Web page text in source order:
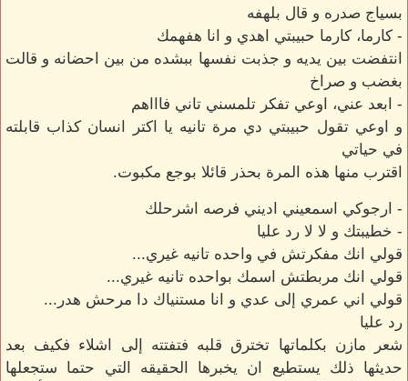
بسياج صدره و قال بلهفه
- كارما، كارما حبيبتي اهدي و انا هفهمك
انتفضت بين يديه و جذبت نفسها ببشده من بين احضانه و قالت
بغضب و صراخ
- ابعد عني، اوعي تفكر تلمسني تاني فاااهم
و اوعي تقول حبيبتي دي مرة تانيه يا اكتر انسان كذاب قابلته
في حياتي
اقترب منها هذه المرة بحذر قائلا بوجع مكبوت.
- ارجوكي اسمعيني اديني فرصه اشرحلك
- خطيبتك و لا لا رد عليا
قولي انك مفكرتش في واحده تانيه غيري...
قولي انك مربطتش اسمك بواحده تانيه غيري...
قولي اني عمري إلى عدي و انا مستنياك دا مرحش هدر...
رد عليا
شعر مازن بكلماتها تخترق قلبه فتفتته إلى اشلاء فكيف بعد
حديثها ذلك يستطيع ان يخبرها الحقيقه التي حتما ستجعلها